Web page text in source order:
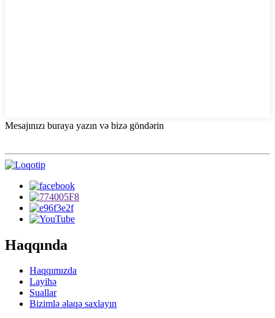
Mesajınızı buraya yazın və bizə göndərin
Haqqında
Haqqımızda
Layihə
Suallar
Bizimlə əlaqə saxlayın